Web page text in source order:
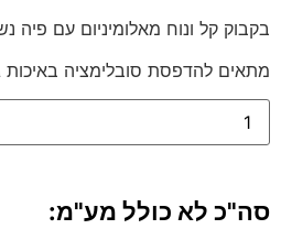
בקבוק קל ונוח מאלומיניום עם פיה
מתאים להדפסת סובלימציה באיכות
סה"כ לא כולל מע"מ: